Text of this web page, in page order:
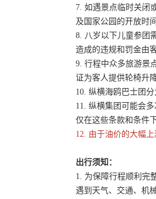
7. 如遇景点临时关闭
及国家公园的开放时
8. 八岁以下儿童参团
造成的违规和罚金由
9. 行程中众多旅游景
证为客人提供轮椅升
10. 纵横海鸥巴士团
11. 纵横集团可能会
仅在这些条款和条件
12. 由于油价的大幅
出行须知：
1. 为保障行程顺利完
遇到天气、交通、机